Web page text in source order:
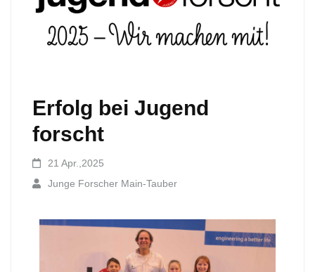
Erfolg bei Jugend
forscht
21 Apr.,2025
Junge Forscher Main-Tauber